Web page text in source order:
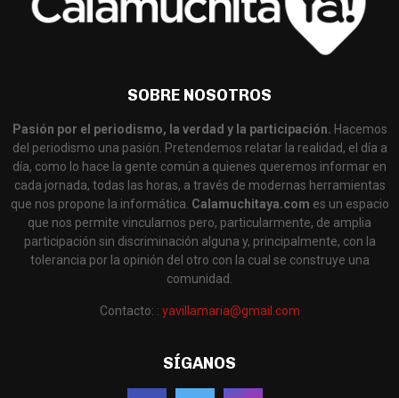
SOBRE NOSOTROS
Pasión por el periodismo, la verdad y la participación. Hacemos
del periodismo una pasión. Pretendemos relatar la realidad, el día a
día, como lo hace la gente común a quienes queremos informar en
cada jornada, todas las horas, a través de modernas herramientas
que nos propone la informática. Calamuchitaya.com es un espacio
que nos permite vincularnos pero, particularmente, de amplia
participación sin discriminación alguna y, principalmente, con la
tolerancia por la opinión del otro con la cual se construye una
comunidad.
Contacto: : yavillamaria@gmail.com
SÍGANOS